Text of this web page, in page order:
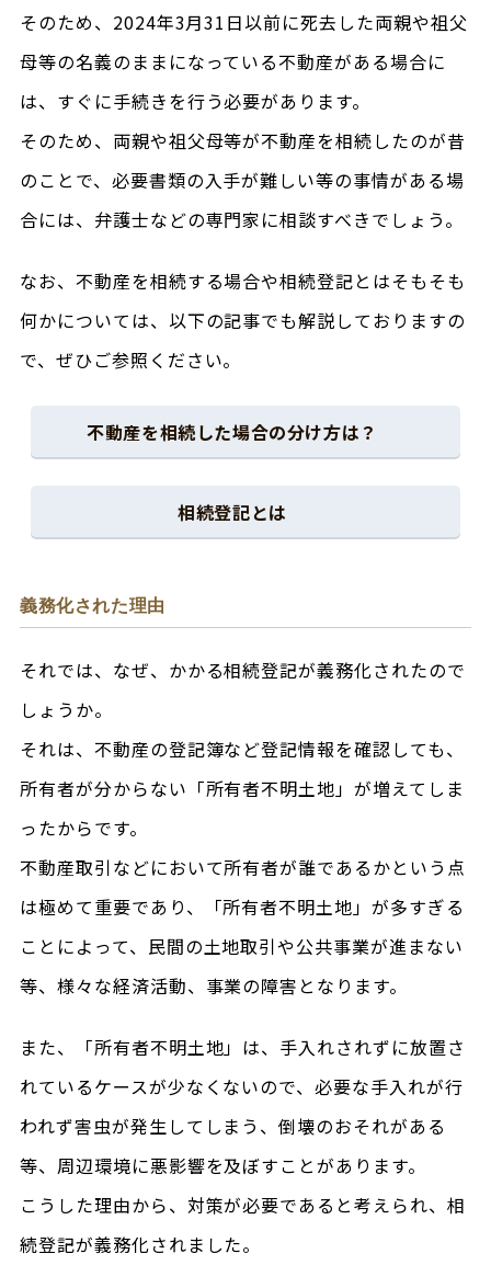
そのため、2024年3月31日以前に死去した両親や祖父
母等の名義のままになっている不動産がある場合に
は、すぐに手続きを行う必要があります。
そのため、両親や祖父母等が不動産を相続したのが昔
のことで、必要書類の入手が難しい等の事情がある場
合には、弁護士などの専門家に相談すべきでしょう。
なお、不動産を相続する場合や相続登記とはそもそも
何かについては、以下の記事でも解説しておりますの
で、ぜひご参照ください。
不動産を相続した場合の分け方は？
相続登記とは
義務化された理由
それでは、なぜ、かかる相続登記が義務化されたので
しょうか。
それは、不動産の登記簿など登記情報を確認しても、
所有者が分からない「所有者不明土地」が増えてしま
ったからです。
不動産取引などにおいて所有者が誰であるかという点
は極めて重要であり、「所有者不明土地」が多すぎる
ことによって、民間の土地取引や公共事業が進まない
等、様々な経済活動、事業の障害となります。
また、「所有者不明土地」は、手入れされずに放置さ
れているケースが少なくないので、必要な手入れが行
われず害虫が発生してしまう、倒壊のおそれがある
等、周辺環境に悪影響を及ぼすことがあります。
こうした理由から、対策が必要であると考えられ、相
続登記が義務化されました。